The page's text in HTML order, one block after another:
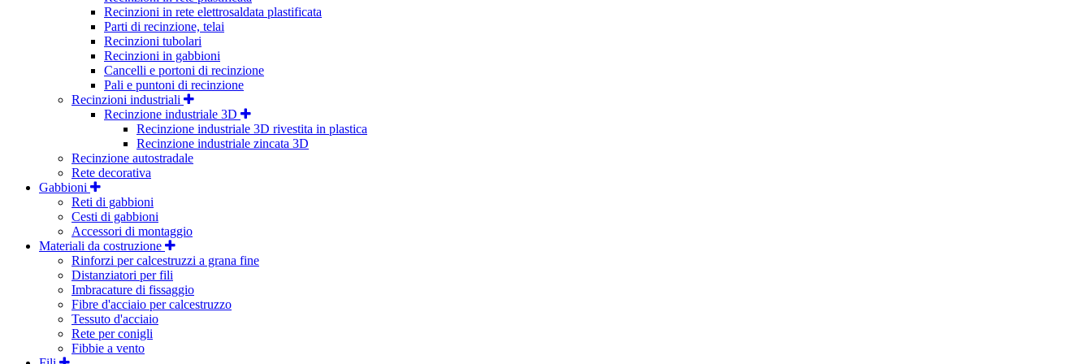
Recinzioni in rete elettrosaldata plastificata
Parti di recinzione, telai
Recinzioni tubolari
Recinzioni in gabbioni
Cancelli e portoni di recinzione
Pali e puntoni di recinzione
Recinzioni industriali
Recinzione industriale 3D
Recinzione industriale 3D rivestita in plastica
Recinzione industriale zincata 3D
Recinzione autostradale
Rete decorativa
Gabbioni
Reti di gabbioni
Cesti di gabbioni
Accessori di montaggio
Materiali da costruzione
Rinforzi per calcestruzzi a grana fine
Distanziatori per fili
Imbracature di fissaggio
Fibre d'acciaio per calcestruzzo
Tessuto d'acciaio
Rete per conigli
Fibbie a vento